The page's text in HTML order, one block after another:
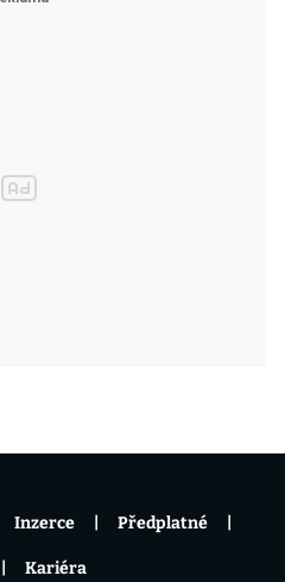
Inzerce Předplatné
Kariéra